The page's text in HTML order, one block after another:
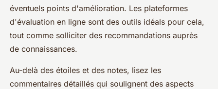
éventuels points d'amélioration. Les plateformes
d'évaluation en ligne sont des outils idéals pour cela,
tout comme solliciter des recommandations auprès
de connaissances.
Au-delà des étoiles et des notes, lisez les
commentaires détaillés qui soulignent des aspects